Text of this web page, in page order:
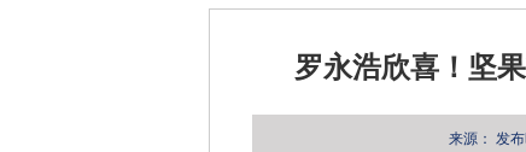
罗永浩欣喜！坚
来源： 发布